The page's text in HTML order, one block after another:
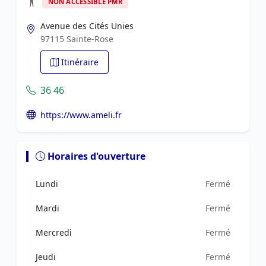
Avenue des Cités Unies
97115 Sainte-Rose
Itinéraire
36 46
https://www.ameli.fr
Horaires d'ouverture
Lundi Fermé
Mardi Fermé
Mercredi Fermé
Jeudi Fermé